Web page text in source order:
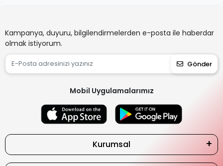
Kampanya, duyuru, bilgilendirmelerden e-posta ile haberdar
olmak istiyorum.
Gönder
Mobil Uygulamalarımız
Kurumsal